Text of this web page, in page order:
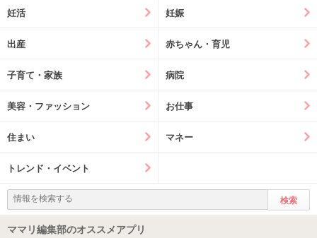
妊活 妊娠
出産 赤ちゃん・育児
子育て・家族 病院
美容・ファッション お仕事
住まい マネー
トレンド・イベント
ママリ編集部のオススメアプリ